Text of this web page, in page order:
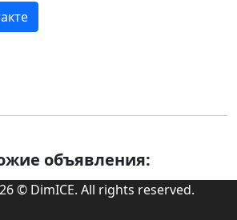
объявления:
© DimICE. All rights reserved.